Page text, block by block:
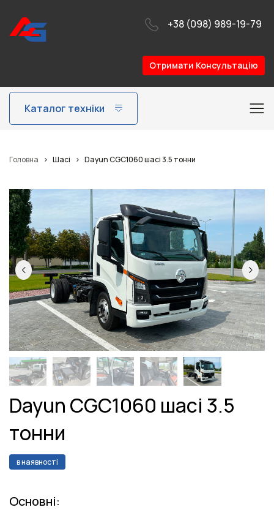
+38 (098) 989-19-79
Отримати Консультацію
Каталог техніки
Головна > Шасі > Dayun CGC1060 шасі 3.5 тонни
Dayun CGC1060 шасі 3.5
тонни
в наявності
Основні: